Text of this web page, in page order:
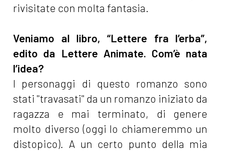
rivisitate con molta fantasia.
Veniamo al libro, “Lettere fra l’erba”,
edito da Lettere Animate. Com’è nata
l’idea?
I personaggi di questo romanzo sono
stati "travasati" da un romanzo iniziato da
ragazza e mai terminato, di genere
molto diverso (oggi lo chiameremmo un
distopico). A un certo punto della mia